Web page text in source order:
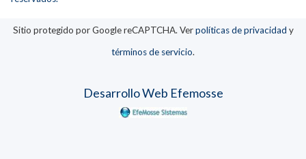
Sitio protegido por Google reCAPTCHA. Verpolíticas de privacidad y
términos de servicio.
Desarrollo Web Efemosse